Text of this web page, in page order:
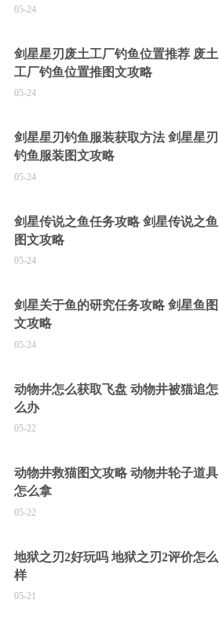
05-24
剑星星刃废土工厂钓鱼位置推荐 废土
工厂钓鱼位置推图文攻略
05-24
剑星星刃钓鱼服装获取方法 剑星星刃
钓鱼服装图文攻略
05-24
剑星传说之鱼任务攻略 剑星传说之鱼
图文攻略
05-24
剑星关于鱼的研究任务攻略 剑星鱼图
文攻略
05-24
动物井怎么获取飞盘 动物井被猫追怎
么办
05-22
动物井救猫图文攻略 动物井轮子道具
怎么拿
05-22
地狱之刃2好玩吗 地狱之刃2评价怎么
样
05-21